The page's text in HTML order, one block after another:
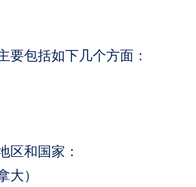
要包括如下几个方面：
区和国家：
）